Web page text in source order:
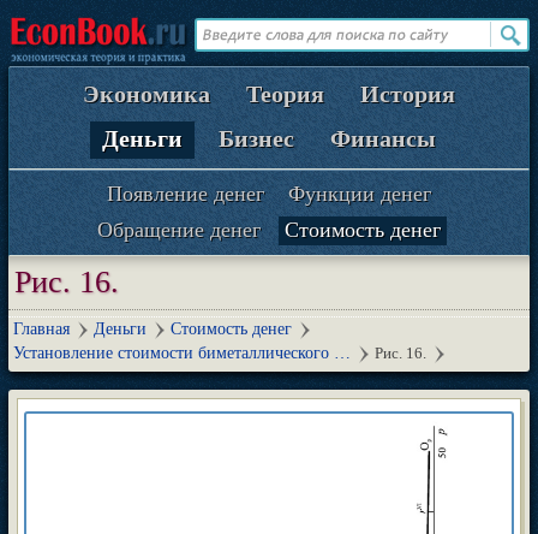
Экономика Теория
История
Деньги
Бизнес Финансы
Появление денег
Функции денег
Обращение денег
Стоимость денег
Рис. 16.
Главная Деньги
Стоимость денег
Установление стоимости биметаллического …
Рис. 16.